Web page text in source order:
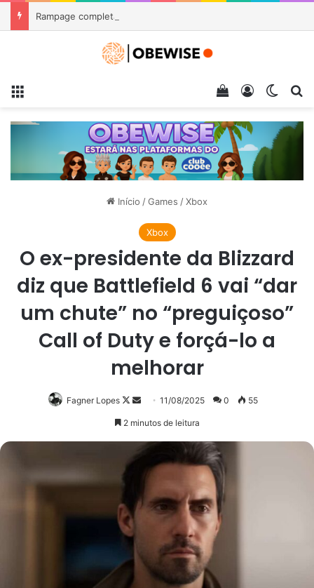
Entrar
Veja seu
Início /Games /Xbox
Xbox
O ex-presidente da Blizzard
diz que Battlefield 6 vai “dar
um chute” no “preguiçoso”
Call of Duty e forçá-lo a
melhorar
Fagner Lopes
Follow
Mande11/08/2025 0 55
2 minutos de leitura